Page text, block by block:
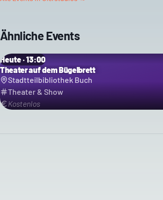
Ähnliche Events
Heute · 13:00
Theater auf dem Bügelbrett
Stadtteilbibliothek Buch
Theater & Show
Kostenlos